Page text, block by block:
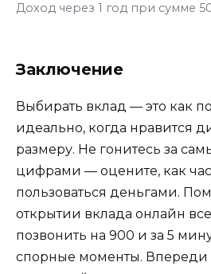
Доход через 1 год при сумме
Заключение
Выбирать вклад — это как
идеально, когда нравится
размеру. Не гонитесь за
цифрами — оцените, как
пользоваться деньгами.
открытии вклада онлайн
позвонить на 900 и за 5
спорные моменты. Впереди